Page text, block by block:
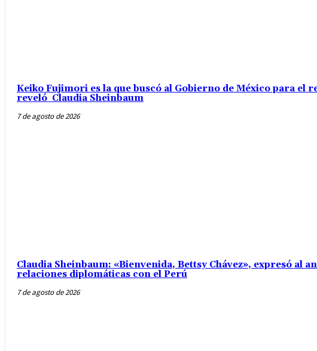
Keiko Fujimori es la que buscó al Gobierno de México para el
reveló Claudia Sheinbaum
7 de agosto de 2026
Claudia Sheinbaum: «Bienvenida, Bettsy Chávez», expresó al
relaciones diplomáticas con el Perú
7 de agosto de 2026